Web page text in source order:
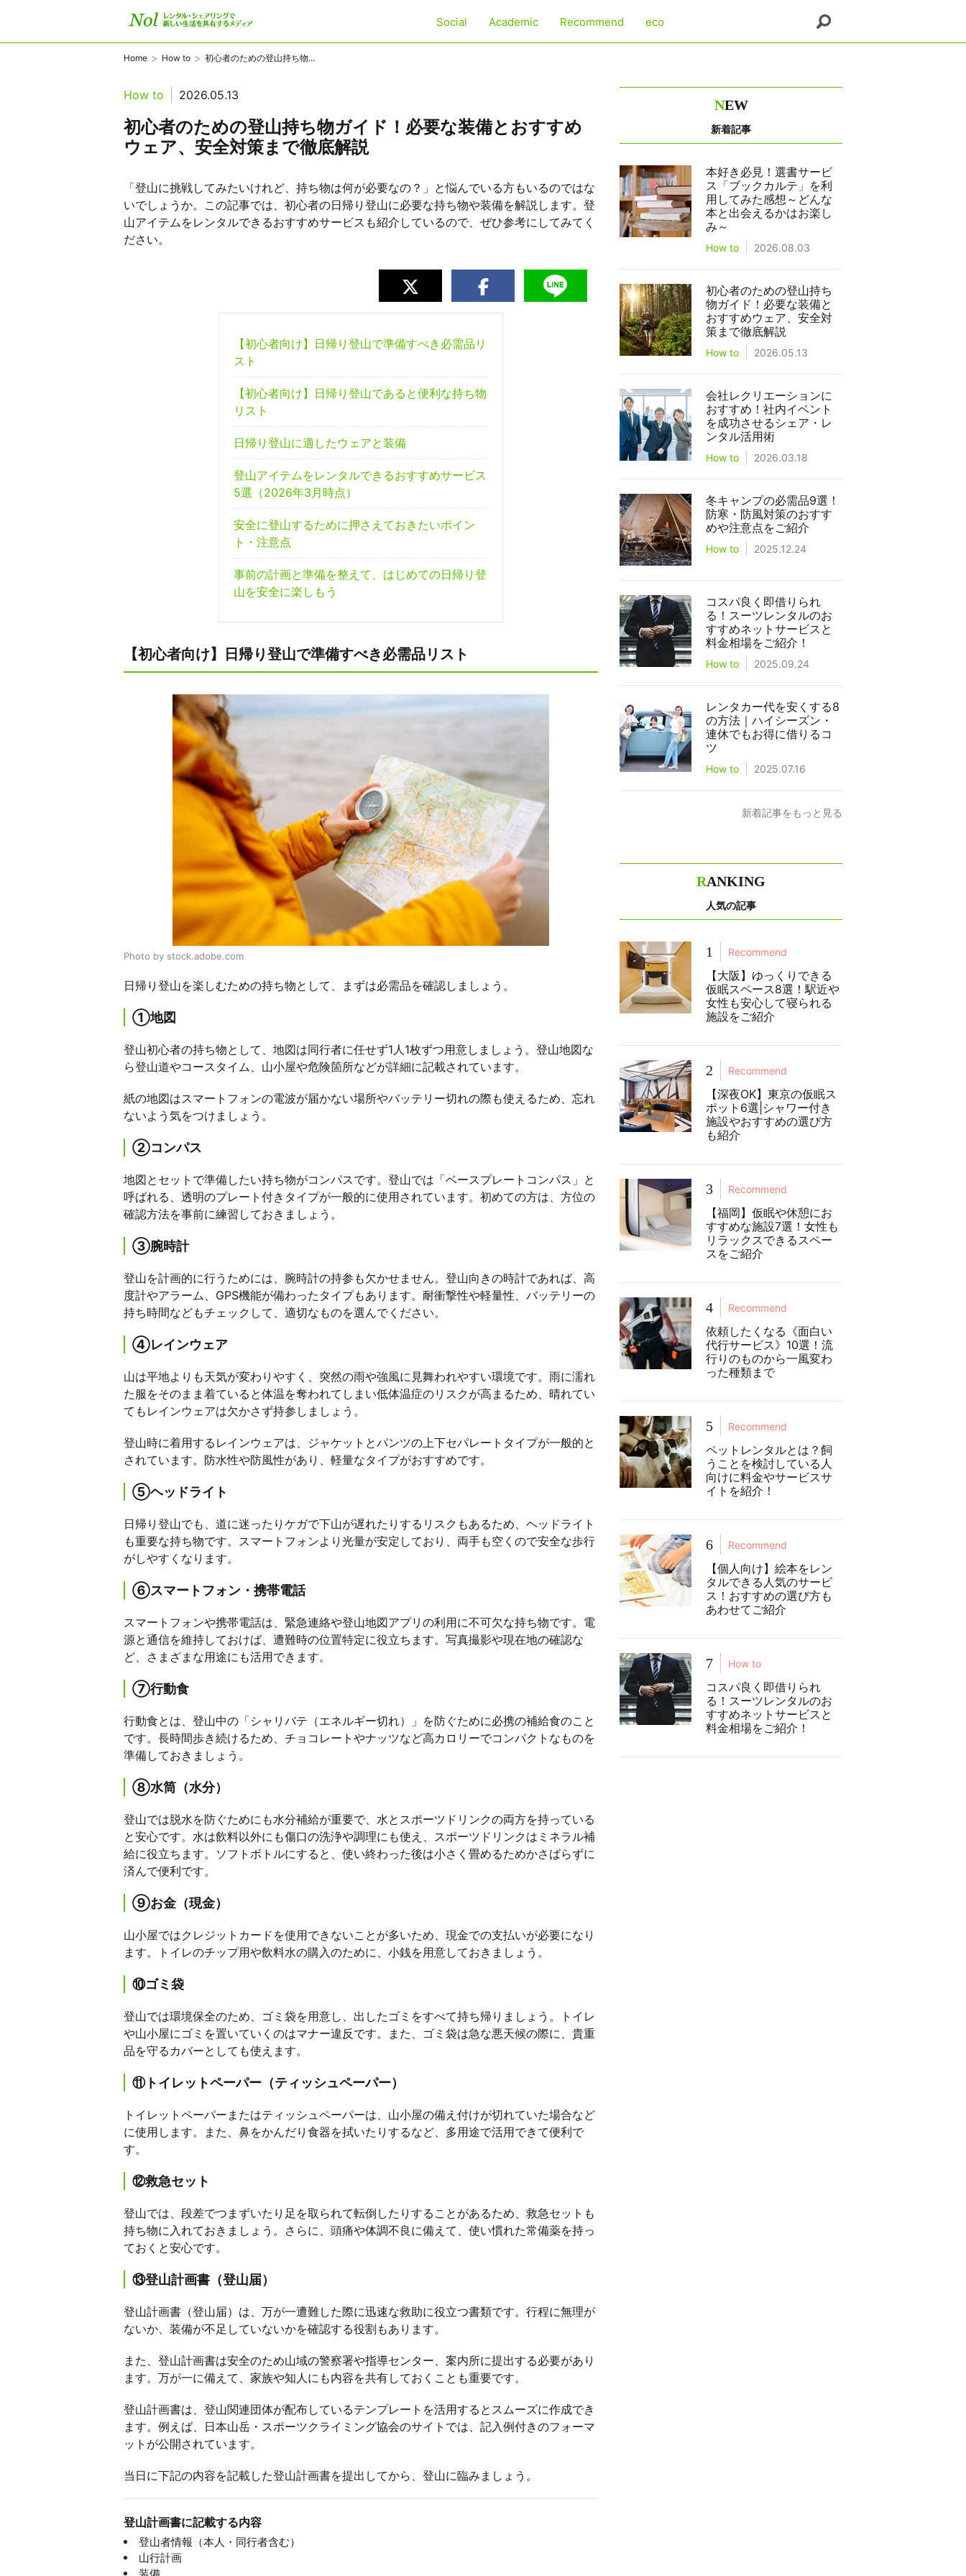
Social Academic Recommend eco
Home > How to > 初心者のための登山持ち物...
How to 2026.05.13
初心者のための登山持ち物ガイド！必要な装備とおすすめ
ウェア、安全対策まで徹底解説
「登山に挑戦してみたいけれど、持ち物は何が必要なの？」と悩んでいる方もいるのではな
いでしょうか。この記事では、初心者の日帰り登山に必要な持ち物や装備を解説します。登
山アイテムをレンタルできるおすすめサービスも紹介しているので、ぜひ参考にしてみてく
ださい。
【初心者向け】日帰り登山で準備すべき必需品リ
スト
【初心者向け】日帰り登山であると便利な持ち物
リスト
日帰り登山に適したウェアと装備
登山アイテムをレンタルできるおすすめサービス
5選（2026年3月時点）
安全に登山するために押さえておきたいポイン
ト・注意点
事前の計画と準備を整えて、はじめての日帰り登
山を安全に楽しもう
【初心者向け】日帰り登山で準備すべき必需品リスト
Photo by stock.adobe.com
日帰り登山を楽しむための持ち物として、まずは必需品を確認しましょう。
①地図
登山初心者の持ち物として、地図は同行者に任せず1人1枚ずつ用意しましょう。登山地図な
ら登山道やコースタイム、山小屋や危険箇所などが詳細に記載されています。
紙の地図はスマートフォンの電波が届かない場所やバッテリー切れの際も使えるため、忘れ
ないよう気をつけましょう。
②コンパス
地図とセットで準備したい持ち物がコンパスです。登山では「ベースプレートコンパス」と
呼ばれる、透明のプレート付きタイプが一般的に使用されています。初めての方は、方位の
確認方法を事前に練習しておきましょう。
③腕時計
登山を計画的に行うためには、腕時計の持参も欠かせません。登山向きの時計であれば、高
度計やアラーム、GPS機能が備わったタイプもあります。耐衝撃性や軽量性、バッテリーの
持ち時間などもチェックして、適切なものを選んでください。
④レインウェア
山は平地よりも天気が変わりやすく、突然の雨や強風に見舞われやすい環境です。雨に濡れ
た服をそのまま着ていると体温を奪われてしまい低体温症のリスクが高まるため、晴れてい
てもレインウェアは欠かさず持参しましょう。
登山時に着用するレインウェアは、ジャケットとパンツの上下セパレートタイプが一般的と
されています。防水性や防風性があり、軽量なタイプがおすすめです。
⑤ヘッドライト
日帰り登山でも、道に迷ったりケガで下山が遅れたりするリスクもあるため、ヘッドライト
も重要な持ち物です。スマートフォンより光量が安定しており、両手も空くので安全な歩行
がしやすくなります。
⑥スマートフォン・携帯電話
スマートフォンや携帯電話は、緊急連絡や登山地図アプリの利用に不可欠な持ち物です。電
源と通信を維持しておけば、遭難時の位置特定に役立ちます。写真撮影や現在地の確認な
ど、さまざまな用途にも活用できます。
⑦行動食
行動食とは、登山中の「シャリバテ（エネルギー切れ）」を防ぐために必携の補給食のこと
です。長時間歩き続けるため、チョコレートやナッツなど高カロリーでコンパクトなものを
準備しておきましょう。
⑧水筒（水分）
登山では脱水を防ぐためにも水分補給が重要で、水とスポーツドリンクの両方を持っている
と安心です。水は飲料以外にも傷口の洗浄や調理にも使え、スポーツドリンクはミネラル補
給に役立ちます。ソフトボトルにすると、使い終わった後は小さく畳めるためかさばらずに
済んで便利です。
⑨お金（現金）
山小屋ではクレジットカードを使用できないことが多いため、現金での支払いが必要になり
ます。トイレのチップ用や飲料水の購入のために、小銭を用意しておきましょう。
⑩ゴミ袋
登山では環境保全のため、ゴミ袋を用意し、出したゴミをすべて持ち帰りましょう。トイレ
や山小屋にゴミを置いていくのはマナー違反です。また、ゴミ袋は急な悪天候の際に、貴重
品を守るカバーとしても使えます。
⑪トイレットペーパー（ティッシュペーパー）
トイレットペーパーまたはティッシュペーパーは、山小屋の備え付けが切れていた場合など
に使用します。また、鼻をかんだり食器を拭いたりするなど、多用途で活用できて便利で
す。
⑫救急セット
登山では、段差でつまずいたり足を取られて転倒したりすることがあるため、救急セットも
持ち物に入れておきましょう。さらに、頭痛や体調不良に備えて、使い慣れた常備薬を持っ
ておくと安心です。
⑬登山計画書（登山届）
登山計画書（登山届）は、万が一遭難した際に迅速な救助に役立つ書類です。行程に無理が
ないか、装備が不足していないかを確認する役割もあります。
また、登山計画書は安全のため山域の警察署や指導センター、案内所に提出する必要があり
ます。万が一に備えて、家族や知人にも内容を共有しておくことも重要です。
登山計画書は、登山関連団体が配布しているテンプレートを活用するとスムーズに作成でき
ます。例えば、日本山岳・スポーツクライミング協会のサイトでは、記入例付きのフォーマ
ットが公開されています。
当日に下記の内容を記載した登山計画書を提出してから、登山に臨みましょう。
登山計画書に記載する内容
登山者情報（本人・同行者含む）
山行計画
NEW
新着記事
本好き必見！選書サービ
ス「ブックカルテ」を利
用してみた感想～どんな
本と出会えるかはお楽し
み～
How to 2026.08.03
初心者のための登山持ち
物ガイド！必要な装備と
おすすめウェア、安全対
策まで徹底解説
How to 2026.05.13
会社レクリエーションに
おすすめ！社内イベント
を成功させるシェア・レ
ンタル活用術
How to 2026.03.18
冬キャンプの必需品9選！
防寒・防風対策のおすす
めや注意点をご紹介
How to 2025.12.24
コスパ良く即借りられ
る！スーツレンタルのお
すすめネットサービスと
料金相場をご紹介！
How to 2025.09.24
レンタカー代を安くする8
の方法｜ハイシーズン・
連休でもお得に借りるコ
ツ
How to 2025.07.16
新着記事をもっと見る
RANKING
人気の記事
1 Recommend
【大阪】ゆっくりできる
仮眠スペース8選！駅近や
女性も安心して寝られる
施設をご紹介
2 Recommend
【深夜OK】東京の仮眠ス
ポット6選|シャワー付き
施設やおすすめの選び方
も紹介
3 Recommend
【福岡】仮眠や休憩にお
すすめな施設7選！女性も
リラックスできるスペー
スをご紹介
4 Recommend
依頼したくなる《面白い
代行サービス》10選！流
行りのものから一風変わ
った種類まで
5 Recommend
ペットレンタルとは？飼
うことを検討している人
向けに料金やサービスサ
イトを紹介！
6 Recommend
【個人向け】絵本をレン
タルできる人気のサービ
ス！おすすめの選び方も
あわせてご紹介
7 How to
コスパ良く即借りられ
る！スーツレンタルのお
すすめネットサービスと
料金相場をご紹介！